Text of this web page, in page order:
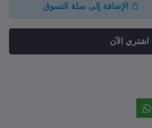
الإضافة إلى سلة التسوق
اشتري الآن